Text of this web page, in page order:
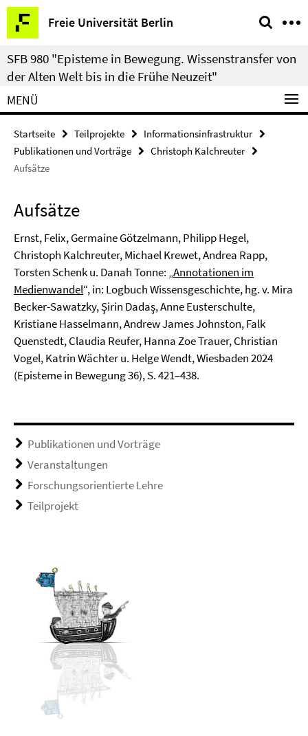
Springe
direkt
zu
Inhalt
Freie Universität Berlin
Service-
Navigation
SFB 980 "Episteme in Bewegung. Wissenstransfer von
der Alten Welt bis in die Frühe Neuzeit"
MENÜ
Startseite Teilprojekte
Informationsinfrastruktur
Publikationen und Vorträge
Christoph Kalchreuter
Aufsätze
Aufsätze
Ernst, Felix, Germaine Götzelmann, Philipp Hegel,
Christoph Kalchreuter, Michael Krewet, Andrea Rapp,
Torsten Schenk u. Danah Tonne: „Annotationen im
Medienwandel“, in: Logbuch Wissensgeschichte, hg. v. Mira
Becker-Sawatzky, Şirin Dadaş, Anne Eusterschulte,
Kristiane Hasselmann, Andrew James Johnston, Falk
Quenstedt, Claudia Reufer, Hanna Zoe Trauer, Christian
Vogel, Katrin Wächter u. Helge Wendt, Wiesbaden 2024
(Episteme in Bewegung 36), S. 421–438.
Publikationen und Vorträge
Veranstaltungen
Forschungsorientierte Lehre
Teilprojekt